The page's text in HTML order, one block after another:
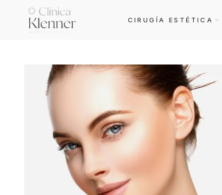
CIRUGÍA ESTÉTICA